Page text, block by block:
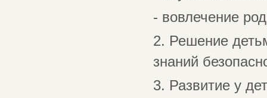
- вовлечение
2. Решение
знаний
3. Развитие у